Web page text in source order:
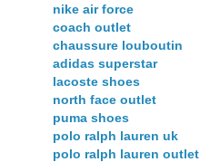
nike air force
coach outlet
chaussure louboutin
adidas superstar
lacoste shoes
north face outlet
puma shoes
polo ralph lauren uk
polo ralph lauren outlet